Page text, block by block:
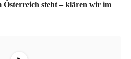
Österreich steht – klären wir im